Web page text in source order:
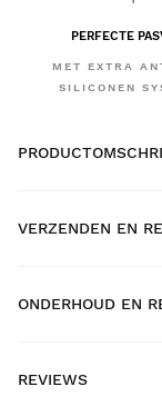
PERFECTE
MET EXTRA
SILICONEN
VERZENDEN EN
Thuisbezorging
ONDERHOUD EN
REVIEWS